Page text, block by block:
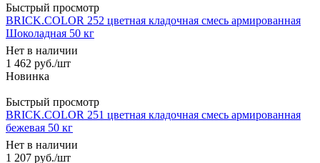
Быстрый просмотр
BRICK.COLOR 252 цветная кладочная смесь армированная
Шоколадная 50 кг
Нет в наличии
1 462 руб./шт
Быстрый просмотр
BRICK.COLOR 251 цветная кладочная смесь армированная
бежевая 50 кг
Нет в наличии
1 207 руб./шт